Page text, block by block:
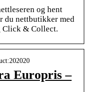
og hent
du nettbutikker med
& Collect.
Europris –